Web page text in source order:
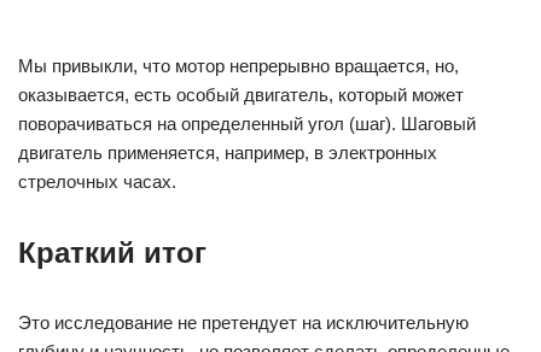
выводы. С технической точки зрения сложно выделить
какие-то характерные особенности в понятиях мотор и
двигатель. Различия заключаются, прежде всего, в
особенностях употребления этих словв текстах
различных стилей и назначений.
Слово мотор, пришедшее в русский язык на заре
автомобилестроения постепенно становится менее
понятие, встречается все чаще, особенно в специальной